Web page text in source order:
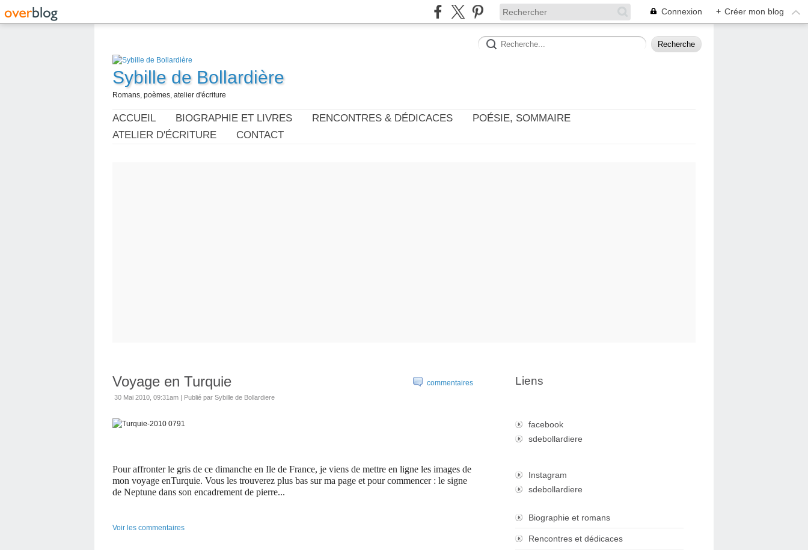
Connexion + Créer mon blog
Sybille de Bollardière
Romans, poèmes, atelier d'écriture
ACCUEIL BIOGRAPHIE ET LIVRES RENCONTRES & DÉDICACES
POÉSIE, SOMMAIRE
ATELIER D'ÉCRITURE
CONTACT
commentaires
Voyage en Turquie
30 Mai 2010, 09:31am | Publié par Sybille de Bollardiere
Pour affronter le gris de ce dimanche en Ile de France, je viens de mettre en ligne les images de
mon voyage enTurquie. Vous les trouverez plus bas sur ma page et pour commencer : le signe
de Neptune dans son encadrement de pierre...
Voir les commentaires
Liens
facebook
sdebollardiere
Instagram
sdebollardiere
Biographie et romans
Rencontres et dédicaces